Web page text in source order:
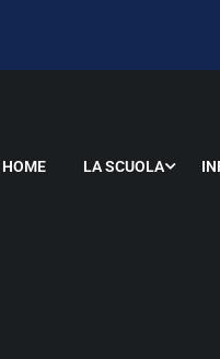
HOME LA SCUOLA